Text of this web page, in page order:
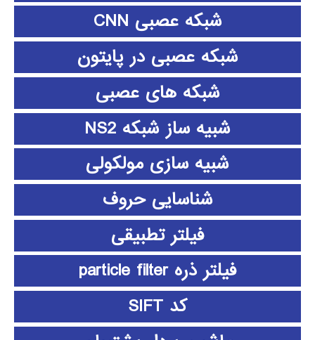
شبکه عصبی CNN
شبکه عصبی در پایتون
شبکه های عصبی
شبیه ساز شبکه NS2
شبیه سازی مولکولی
شناسایی حروف
فیلتر تطبیقی
فیلتر ذره particle filter
کد SIFT